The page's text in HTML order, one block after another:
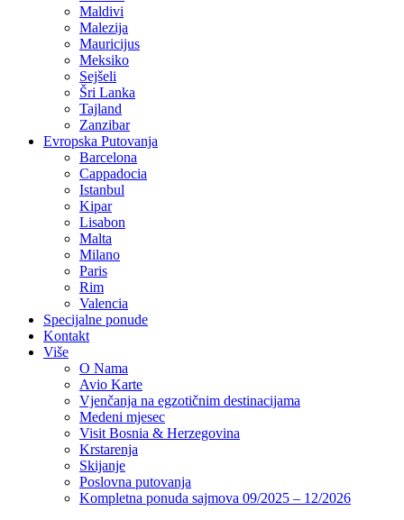
Maldivi
Malezija
Mauricijus
Meksiko
Sejšeli
Šri Lanka
Tajland
Zanzibar
Evropska Putovanja
Barcelona
Cappadocia
Istanbul
Kipar
Lisabon
Malta
Milano
Paris
Rim
Valencia
Specijalne ponude
Kontakt
Više
O Nama
Avio Karte
Vjenčanja na egzotičnim destinacijama
Medeni mjesec
Visit Bosnia & Herzegovina
Krstarenja
Skijanje
Poslovna putovanja
Kompletna ponuda sajmova 09/2025 – 12/2026